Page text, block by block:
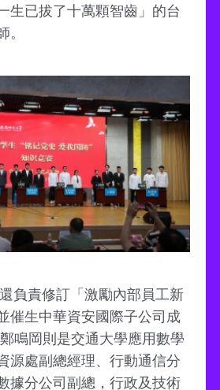
生已拔了十萬顆智齒」的台
。
負責修訂「激勵內部員工新
催生中華資安國際子公司成
鳴岡則是交通大學應用數學
源處副總經理、行動通信分
據分公司副總，行政及技術